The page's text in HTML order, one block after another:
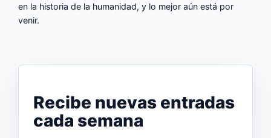
en la historia de la humanidad, y lo mejor aún está por
venir.
Recibe nuevas entradas
cada semana